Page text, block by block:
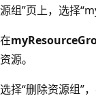
源组”页上，选择
在
资源。
选择“删除资源组”